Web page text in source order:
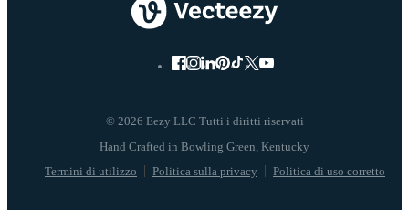
© 2026 Eezy LLC Tutti i diritti riservati
Termini di utilizzo Politica sulla privacy Politica di uso corretto